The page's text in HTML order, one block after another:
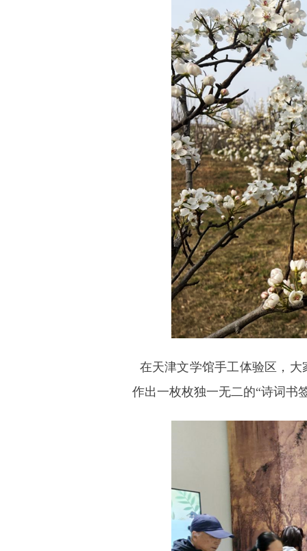
在天津文学馆手工体验区，
作出一枚枚独一无二的“诗词书